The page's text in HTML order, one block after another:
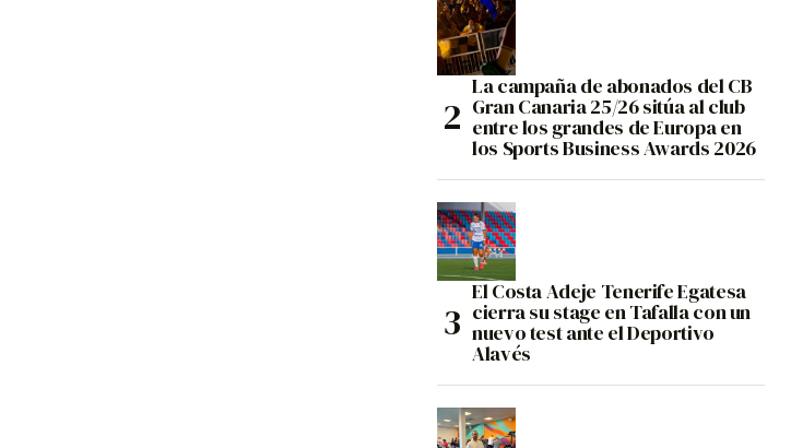
La campaña de abonados del CB
Gran Canaria 25/26 sitúa al club
entre los grandes de Europa en
los Sports Business Awards 2026
El Costa Adeje Tenerife Egatesa
cierra su stage en Tafalla con un
nuevo test ante el Deportivo
Alavés